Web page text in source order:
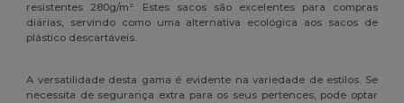
resistentes 280g/m². Estes sacos são excelentes para compras
diárias, servindo como uma alternativa ecológica aos sacos de
plástico descartáveis.
A versatilidade desta gama é evidente na variedade de estilos. Se
necessita de segurança extra para os seus pertences, pode optar